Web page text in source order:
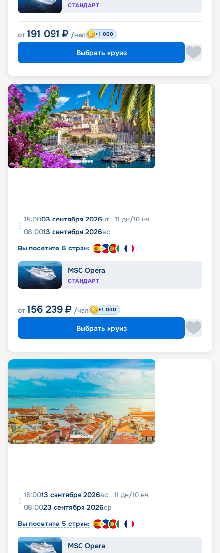
СТАНДАРТ
от 191 091 ₽ /чел +1 000
Выбрать круиз
18:0003 сентября 2026чт 11 дн/10 нч
08:0013 сентября 2026вс
Вы посетите 5 стран:
MSC Opera
СТАНДАРТ
от 156 239 ₽ /чел +1 000
Выбрать круиз
18:0013 сентября 2026вс 11 дн/10 нч
08:0023 сентября 2026ср
Вы посетите 5 стран:
MSC Opera